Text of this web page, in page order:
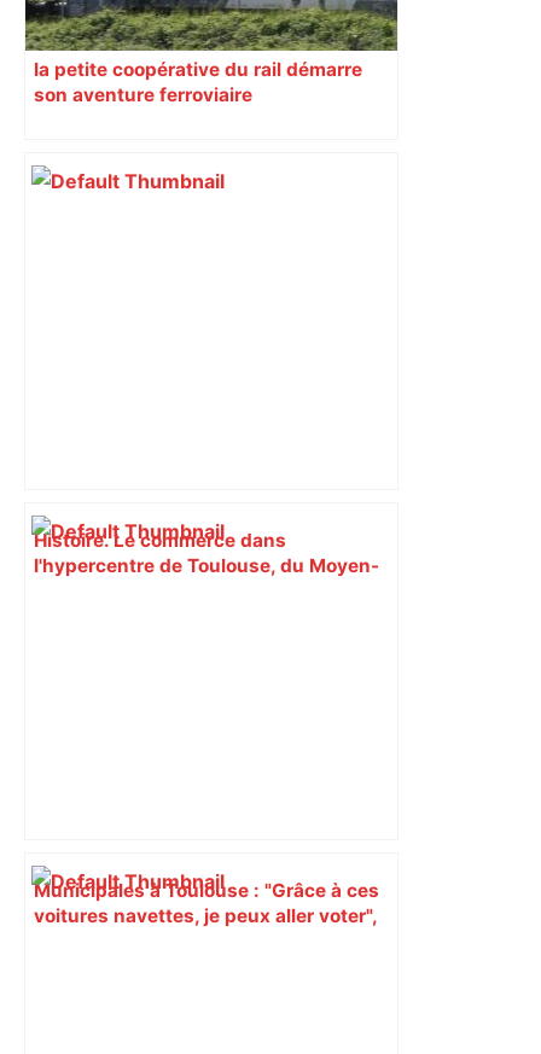
la petite coopérative du rail démarre
son aventure ferroviaire
Histoire. Le commerce dans
l'hypercentre de Toulouse, du Moyen-
Municipales à Toulouse : "Grâce à ces
voitures navettes, je peux aller voter",